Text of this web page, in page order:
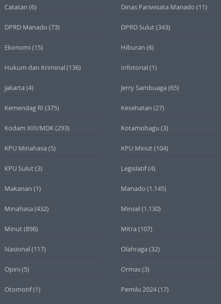
Catatan (6) Dinas Pariwisata Manado (11)
DPRD Manado (73) DPRD Sulut(343)
Ekonomi (15) Hiburan (6)
Hukum dan Kriminal (136) Infotorial (1)
Jakarta (4) Jerry Sambuaga (65)
Kemendag RI (375) Kesehatan (27)
Kodam XIII/MDK(293) Kotamobagu (3)
KPU Minahasa (5) KPU Minut(104)
KPU Sulut(3) Legislatif(4)
Makanan (1) Manado (1.145)
Minahasa (432) Minsel (1.130)
Minut(898) Mitra (107)
Nasional (117) Olahraga (32)
Opini (5) Ormas(3)
Otomotif(1) Pemilu 2024(17)